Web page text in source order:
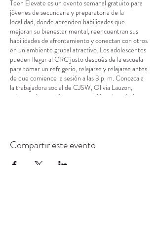
Teen Elevate es un evento semanal gratuito para
jóvenes de secundaria y preparatoria de la
localidad, donde aprenden habilidades que
mejoran su bienestar mental, reencuentran sus
habilidades de afrontamiento y conectan con otros
en un ambiente grupal atractivo. Los adolescentes
pueden llegar al CRC justo después de la escuela
para tomar un refrigerio, relajarse y relajarse antes
de que comience la sesión a las 3 p. m. Conozca a
la trabajadora social de CJSW, Olivia Lauzon,
mientras interactúa en grupo utilizando prácticas
Compartir este evento